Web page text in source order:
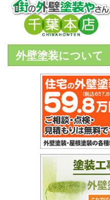
外壁塗装について